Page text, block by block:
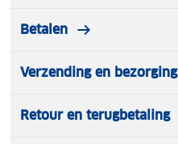
Betalen
Verzending en bezorging
Retour en terugbetaling